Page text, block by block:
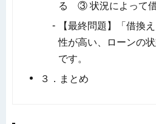
る ③ 状況によって借
【最終問題】「借換
性が高い、ローンの
です。
３．まとめ